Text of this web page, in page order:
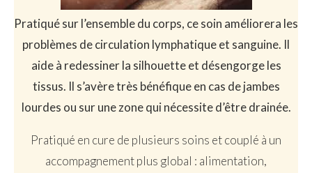
Pratiqué sur l’ensemble du corps, ce soin améliorera les
problèmes de circulation lymphatique et sanguine. Il
aide à redessiner la silhouette et désengorge les
tissus. Il s’avère très bénéfique en cas de jambes
lourdes ou sur une zone qui nécessite d’être drainée.
Pratiqué en cure de plusieurs soins et couplé à un
accompagnement plus global : alimentation,